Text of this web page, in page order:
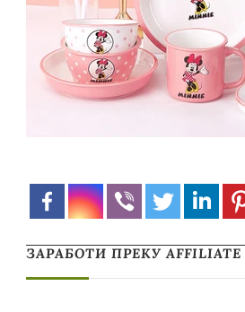
ЗАРАБОТИ ПРЕКУ AFFILIATE